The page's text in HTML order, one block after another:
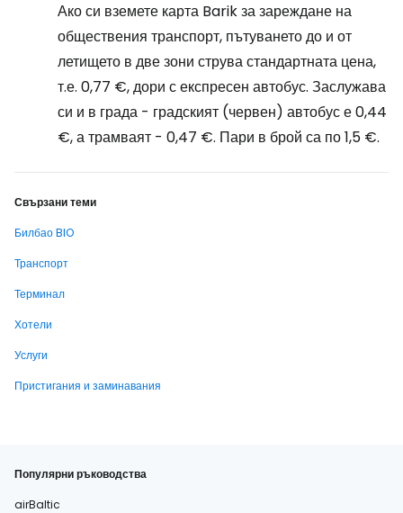
Ако си вземете карта Barik за зареждане на
обществения транспорт, пътуването до и от
летището в две зони струва стандартната цена,
т.е. 0,77 €, дори с експресен автобус. Заслужава
си и в града - градският (червен) автобус е 0,44
€, а трамваят - 0,47 €. Пари в брой са по 1,5 €.
Свързани теми
Билбао BIO
Транспорт
Терминал
Хотели
Услуги
Пристигания и заминавания
Популярни ръководства
airBaltic